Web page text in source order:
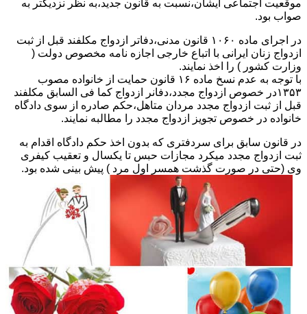
موقعیت اجتماعی ایشان،نسبت به قانون جدید،به نظر نزدیکتر به
صواب بود.
در اجرای ماده ۱۰۶۰ قانون مدنی،دفاتر ازدواج مکلفند قبل از ثبت
ازدواج زنان ایرانی با اتباع خارجی اجازه نامه مخصوص دولت (
وزارت کشور ) را اخذ نمایند.
با توجه به عدم نسخ ماده ۱۶ قانون حمایت از خانواده مصوب
۱۳۵۳در خصوص ازدواج مجدد،دفانر ازدواج کما فی السابق مکلفند
قبل از ثبت ازدواج مجدد مردان متاهل،حکم صادره از سوی دادگاه
خانواده در خصوص تجویز ازدواج مجدد را مطالبه نمایند.
در قانون سابق برای سردفتری که بدون اخذ حکم دادگاه اقدام به
ثبت ازدواج مجدد میکرد مجازات حبس تا یکسال و تعقیب کیفری
وی (حتی در صورت گذشت همسر اول مرد ) پیش بینی شده بود.